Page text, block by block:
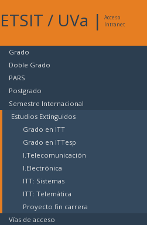
ETSIT / UVa |
Acceso
Intranet
Grado
Doble Grado
PARS
Postgrado
Semestre Internacional
Estudios Extinguidos
Grado en ITT
Grado en ITTesp
I.Telecomunicación
I.Electrónica
ITT: Sistemas
ITT: Telemática
Proyecto fin carrera
Vías de acceso